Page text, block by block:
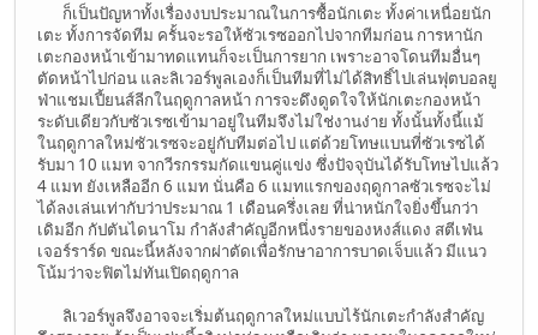
ก็เป็นปัญหาทั้งเรื่องงบประมาณในการซื้อนักเตะ ทั้งค่าเหนื่อยนัก
เตะ ทั้งการจัดทีม ครั้นจะรอให้ซัวเรซออกไปจากทีมก่อน การหานัก
เตะกองหน้าเข้ามาทดแทนก็จะเป็นการยาก เพราะอาจโดนทีมอื่นๆ
ตัดหน้าไปก่อน และลิเวอร์พูลเองก็เป็นทีมที่ไม่ได้สิทธิ์ไปเล่นฟุตบอลยู
ฟ่าแชมเปี้ยนส์ลีกในฤดูกาลหน้า การจะดึงดูดใจให้นักเตะกองหน้า
ระดับเดียวกับซัวเรซเข้ามาอยู่ในทีมจึงไม่ใช่งานง่าย ทั้งนั้นทั้งนี้แม้
ในฤดูกาลใหม่ซัวเรซจะอยู่กับทีมต่อไป แต่ด้วยโทษแบนที่ซัวเรซได้
รับมา 10 แมท จากวีรกรรมกัดแขนคู่แข่ง ซึ่งปัจจุบันได้รับโทษไปแล้ว
4 แมท ยังเหลืออีก 6 แมท นั่นคือ 6 แมทแรกของฤดูกาลซัวเรซจะไม่
ได้ลงเล่นเท่ากับว่าประมาณ 1 เดือนครึ่งเลย ที่น่าหนักใจยิ่งขึ้นกว่า
เดิมอีก กัปตันไดนาโม กำลังสำคัญอีกหนึ่งรายของหงส์แดง สตีเฟ่น
เจอร์ราร์ด ขณะนี้หลังจากผ่าตัดเพื่อรักษาอาการบาดเจ็บแล้ว มีแนว
โน้มว่าจะฟิตไม่ทันเปิดฤดูกาล
ลิเวอร์พูลจึงอาจจะเริ่มต้นฤดูกาลใหม่แบบไร้นักเตะกำลังสำคัญ